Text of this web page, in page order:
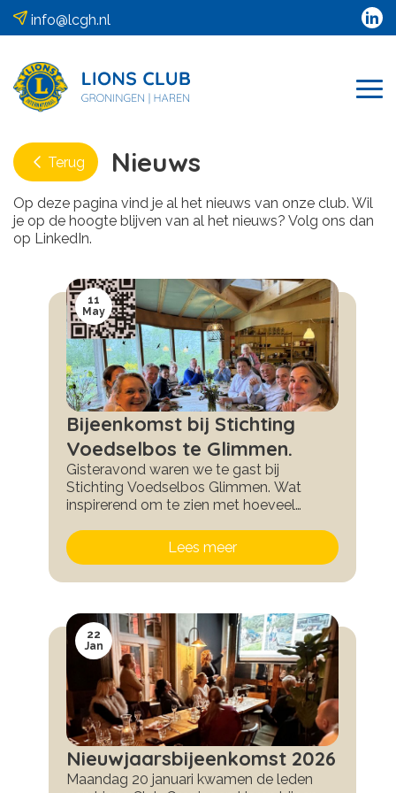
info@lcgh.nl
Terug Nieuws
Op deze pagina vind je al het nieuws van onze club. Wil
je op de hoogte blijven van al het nieuws? Volg ons dan
op LinkedIn.
11
May
Bijeenkomst bij Stichting
Voedselbos te Glimmen.
Gisteravond waren we te gast bij
Stichting Voedselbos Glimmen. Wat
inspirerend om te zien met hoeveel
wordt gedragen! En wie had gedacht dat
je van bijvoorbeeld Japanse
informatie over Voedselbos Glimmen.
Daar kunt u ook vriend, vrijwilliger, partner,
Lees meer
22
Jan
Nieuwjaarsbijeenkomst 2026
Maandag 20 januari kwamen de leden